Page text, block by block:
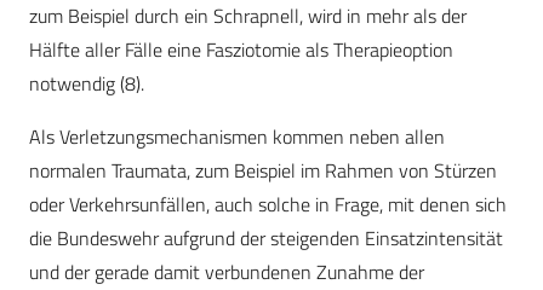
zum Beispiel durch ein Schrapnell, wird in mehr als der
Hälfte aller Fälle eine Fasziotomie als Therapieoption
notwendig (8).
Als Verletzungsmechanismen kommen neben allen
normalen Traumata, zum Beispiel im Rahmen von Stürzen
oder Verkehrsunfällen, auch solche in Frage, mit denen sich
die Bundeswehr aufgrund der steigenden Einsatzintensität
und der gerade damit verbundenen Zunahme der